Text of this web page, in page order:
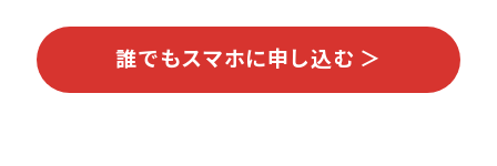
誰でもスマホに申し込む ＞